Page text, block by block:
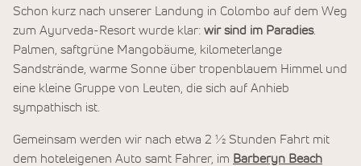
Schon kurz nach unserer Landung in Colombo auf dem Weg
zum Ayurveda-Resort wurde klar: wir sind im Paradies.
Palmen, saftgrüne Mangobäume, kilometerlange
Sandstrände, warme Sonne über tropenblauem Himmel und
eine kleine Gruppe von Leuten, die sich auf Anhieb
sympathisch ist.
Gemeinsam werden wir nach etwa 2 ½ Stunden Fahrt mit
dem hoteleigenen Auto samt Fahrer, im Barberyn Beach